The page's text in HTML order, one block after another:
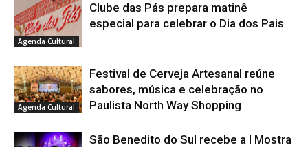
Agenda Cultural
Clube das Pás prepara matinê
especial para celebrar o Dia dos Pais
Agenda Cultural
Festival de Cerveja Artesanal reúne
sabores, música e celebração no
Paulista North Way Shopping
São Benedito do Sul recebe a I Mostra